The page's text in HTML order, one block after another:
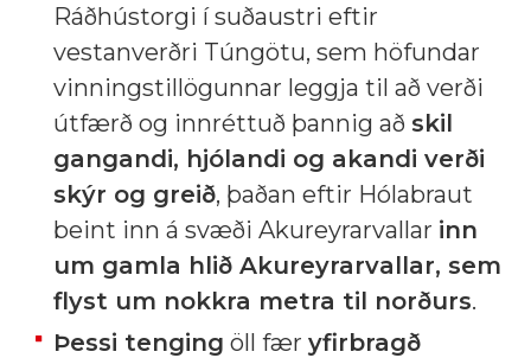
Ráðhústorgi í suðaustri eftir
vestanverðri Túngötu, sem höfundar
vinningstillögunnar leggja til að verði
útfærð og innréttuð þannig að skil
gangandi, hjólandi og akandi verði
skýr og greið, þaðan eftir Hólabraut
beint inn á svæði Akureyrarvallar inn
um gamla hlið Akureyrarvallar, sem
flyst um nokkra metra til norðurs.
Þessi tenging öll fær yfirbragð